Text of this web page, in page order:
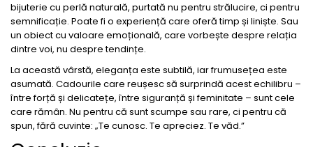
bijuterie cu perlă naturală, purtată nu pentru strălucire, ci pentru
semnificație. Poate fi o experiență care oferă timp și liniște. Sau
un obiect cu valoare emoțională, care vorbește despre relația
dintre voi, nu despre tendințe.
La această vârstă, eleganța este subtilă, iar frumusețea este
asumată. Cadourile care reușesc să surprindă acest echilibru –
între forță și delicatețe, între siguranță și feminitate – sunt cele
care rămân. Nu pentru că sunt scumpe sau rare, ci pentru că
spun, fără cuvinte: „Te cunosc. Te apreciez. Te văd.”